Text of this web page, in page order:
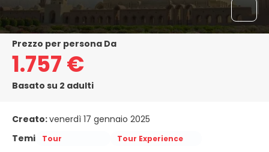
Prezzo per persona Da
1.757 €
Basato su 2 adulti
Creato:venerdì 17 gennaio 2025
Temi
Tour Tour Experience